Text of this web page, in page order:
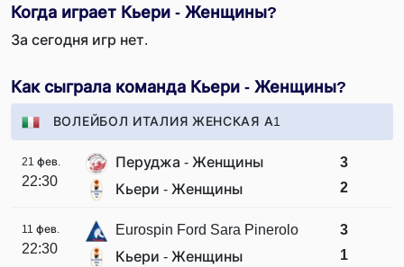
Когда играет Кьери - Женщины?
За сегодня игр нет.
Как сыграла команда Кьери - Женщины?
ВОЛЕЙБОЛ ИТАЛИЯ ЖЕНСКАЯ А1
21 фев.
22:30
Перуджа - Женщины
Кьери - Женщины
3
2
11 фев.
22:30
Eurospin Ford Sara Pinerolo
Кьери - Женщины
3
1